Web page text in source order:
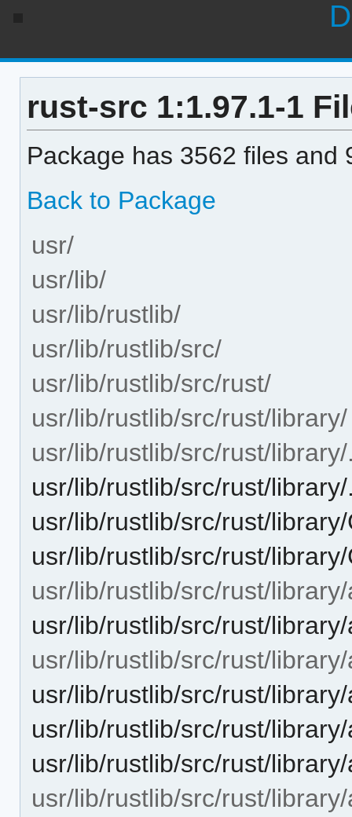
rust-src 1:1.97.1-1
Package has 3562 files and
Back to Package
usr/
usr/lib/
usr/lib/rustlib/
usr/lib/rustlib/src/
usr/lib/rustlib/src/rust/
usr/lib/rustlib/src/rust/library/
usr/lib/rustlib/src/rust/
usr/lib/rustlib/src/rust/
usr/lib/rustlib/src/rust/
usr/lib/rustlib/src/rust/
usr/lib/rustlib/src/rust/
usr/lib/rustlib/src/rust/
usr/lib/rustlib/src/rust/
usr/lib/rustlib/src/rust/
usr/lib/rustlib/src/rust/
usr/lib/rustlib/src/rust/
usr/lib/rustlib/src/rust/